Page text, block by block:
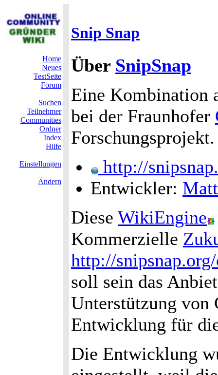
Snip Snap
Home
Neues
TestSeite
Forum
Suchen
Teilnehmer
Communities
Ordner
Index
Hilfe
Einstellungen
Ändern
Über SnipSnap
Eine Kombination
bei der Fraunhofer
Forschungsprojekt.
http://
Entwickler:
Diese WikiEngine
Kommerzielle
http://
soll sein das
Unterstützung von
Entwicklung für
Die Entwicklung